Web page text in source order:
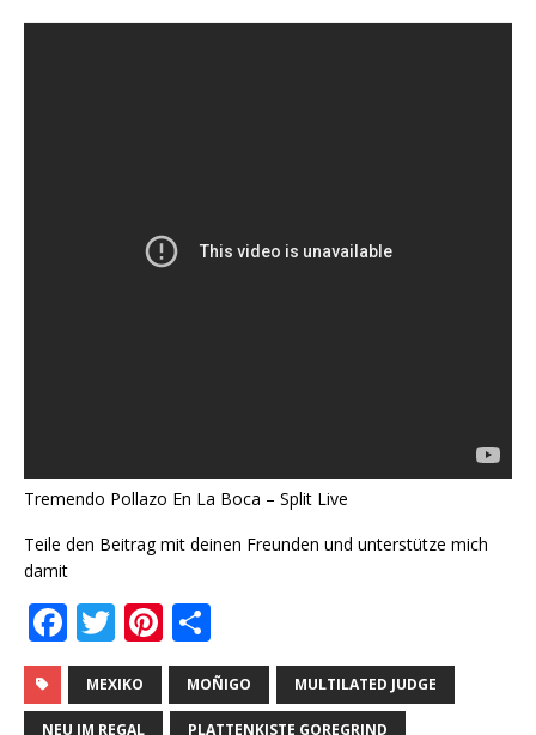
Tremendo Pollazo En La Boca – Split Live
Teile den Beitrag mit deinen Freunden und unterstütze mich
damit
F
a
c
T
w
it
Pi
n
te
ei
le
MEXIKO MOÑIGO MULTILATED JUDGE
NEU IM REGAL PLATTENKISTE GOREGRIND